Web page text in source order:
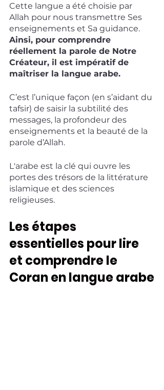
Cette langue a été choisie par
Allah pour nous transmettre Ses
enseignements et Sa guidance.
Ainsi, pour comprendre
réellement la parole de Notre
Créateur, il est impératif de
maîtriser la langue arabe.
C’est l’unique façon (en s’aidant du
tafsir) de saisir la subtilité des
messages, la profondeur des
enseignements et la beauté de la
parole d’Allah.
L'arabe est la clé qui ouvre les
portes des trésors de la littérature
islamique et des sciences
religieuses.
Les étapes
essentielles pour lire
et comprendre le
Coran en langue arabe